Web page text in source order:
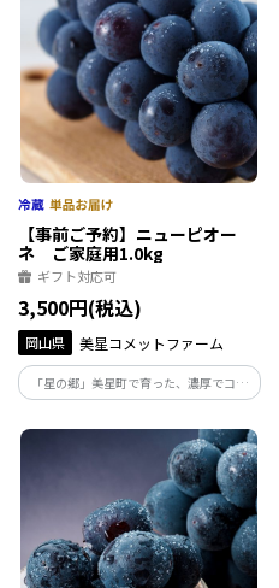
【事前ご予約】ニューピオー
ネ ご家庭用1.0kg
ギフト対応可
3,500円(税込)
岡山県 美星コメットファーム
「星の郷」美星町で育った、濃厚でコク
のあるニューピオーネ。化学肥料薬や農
に頼らず、土づくりからこだわった自慢の
逸品を、ぜひご家庭でお楽しみくださ
い。【お届け時期：8月25日～9月中旬】